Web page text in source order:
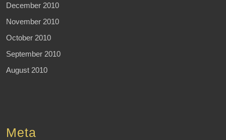
December 2010
November 2010
October 2010
September 2010
August 2010
Meta